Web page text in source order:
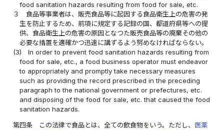
food sanitation hazards resulting from food for sale, etc.
３
食品等事業者は、販売食品等に起因する食品衛生上の危害の発
生を防止するため、前項に規定する記録の国、都道府県等への提
供、食品衛生上の危害の原因となつた販売食品等の廃棄その他の
必要な措置を適確かつ迅速に講ずるよう努めなければならない。
(3)
In order to prevent food sanitation hazards resulting from
food for sale, etc., a food business operator must endeavor
to appropriately and promptly take necessary measures
such as providing the record prescribed in the preceding
paragraph to the national government or prefectures, etc.
and disposing of the food for sale, etc. that caused the food
sanitation hazards.
第四条 この法律で食品とは、全ての飲食物をいう。ただし、 医薬